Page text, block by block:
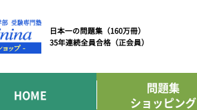
日本一の問題集（160万冊）
35年連続全員合格（正会員）
HOME
問題集
ショッピング